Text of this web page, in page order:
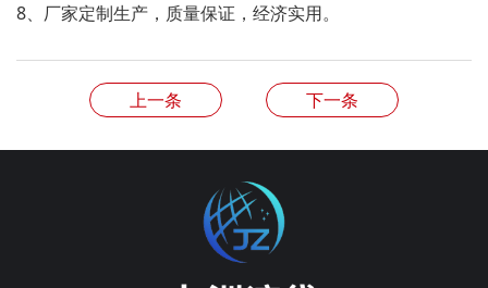
8、厂家定制生产，质量保证，经济实用。
上一条 下一条